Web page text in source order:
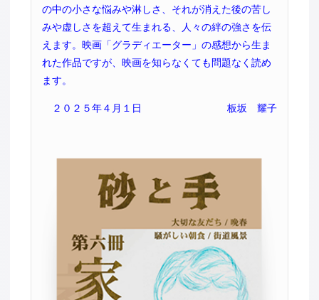
の中の小さな悩みや淋しさ、それが消えた後の苦し
みや虚しさを超えて生まれる、人々の絆の強さを伝
えます。映画「グラディエーター」の感想から生ま
れた作品ですが、映画を知らなくても問題なく読め
ます。
２０２５年４月１日 板坂 耀子